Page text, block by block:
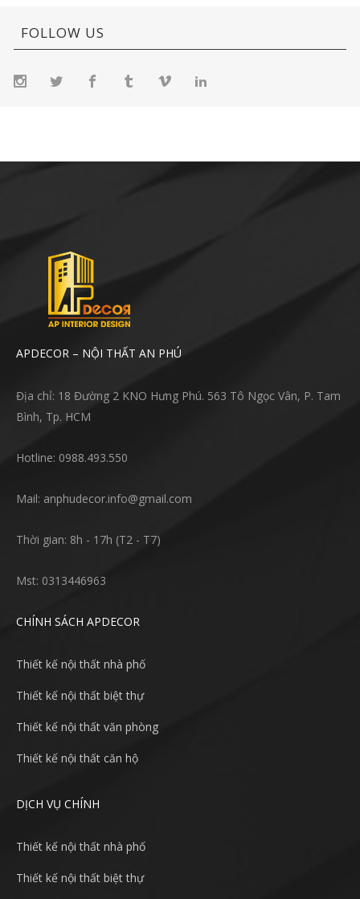
FOLLOW US
APDECOR – NỘI THẤT AN PHÚ
Địa chỉ: 18 Đường 2 KNO Hưng Phú. 563 Tô Ngọc Vân, P. Tam
Bình, Tp. HCM
Hotline: 0988.493.550
Mail: anphudecor.info@gmail.com
Thời gian: 8h - 17h (T2 - T7)
Mst: 0313446963
CHÍNH SÁCH APDECOR
Thiết kế nội thất nhà phố
Thiết kế nội thất biệt thự
Thiết kế nội thất văn phòng
Thiết kế nội thất căn hộ
DỊCH VỤ CHÍNH
Thiết kế nội thất nhà phố
Thiết kế nội thất biệt thự